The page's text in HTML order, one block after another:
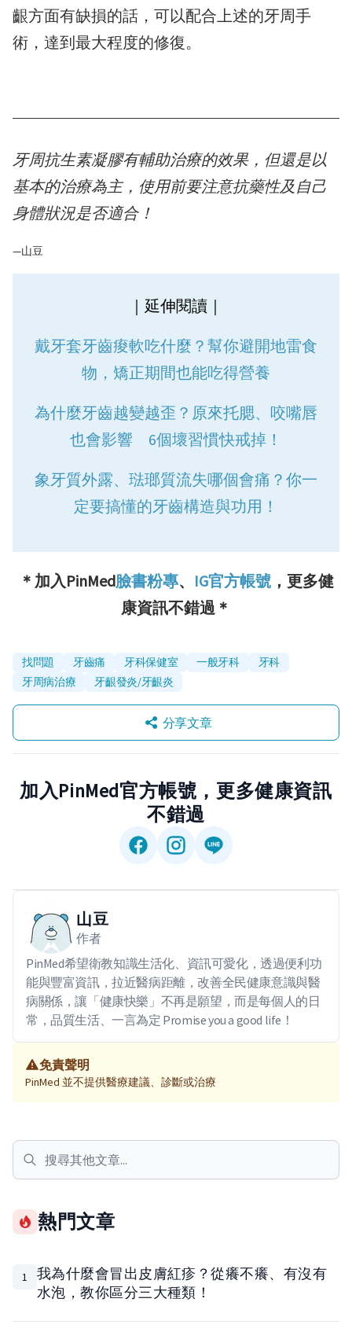
齦方面有缺損的話，可以配合上述的牙周手
術，達到最大程度的修復。
牙周抗生素凝膠有輔助治療的效果，但還是以
基本的治療為主，使用前要注意抗藥性及自己
身體狀況是否適合！
—山豆
｜延伸閱讀｜
戴牙套牙齒痠軟吃什麼？幫你避開地雷食
物，矯正期間也能吃得營養
為什麼牙齒越變越歪？原來托腮、咬嘴唇
也會影響 6個壞習慣快戒掉！
象牙質外露、琺瑯質流失哪個會痛？你一
定要搞懂的牙齒構造與功用！
＊加入PinMed臉書粉專、 IG官方帳號，更多健
康資訊不錯過＊
找問題 牙齒痛 牙科保健室 一般牙科
牙科
牙周病治療
牙齦發炎/牙齦炎
分享文章
加入PinMed官方帳號，更多健康資訊
不錯過
山豆
作者
PinMed希望衛教知識生活化、資訊可愛化，透過便利功
能與豐富資訊，拉近醫病距離，改善全民健康意識與醫
病關係，讓「健康快樂」不再是願望，而是每個人的日
常，品質生活、一言為定 Promise you a good life！
免責聲明
PinMed 並不提供醫療建議、診斷或治療
熱門文章
1
我為什麼會冒出皮膚紅疹？從癢不癢、有沒有
水泡，教你區分三大種類！